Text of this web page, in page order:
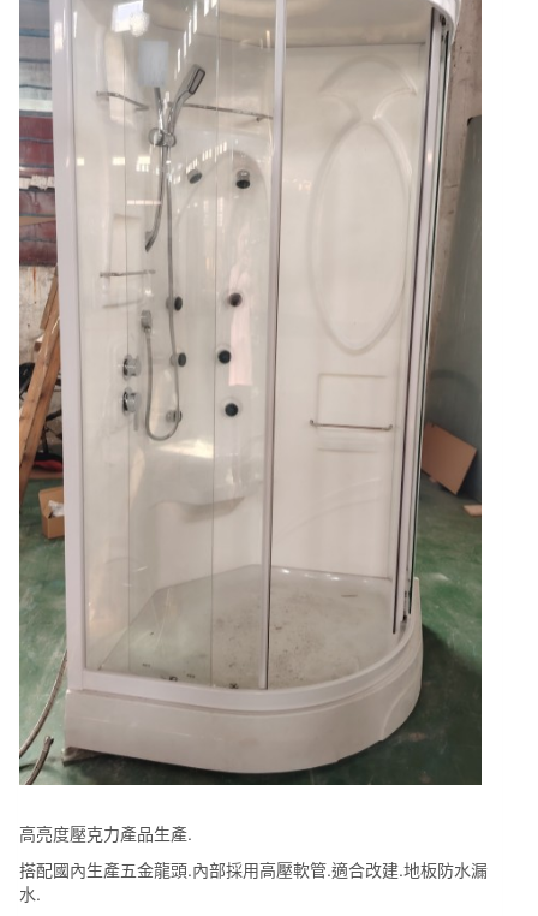
高亮度壓克力產品生產.
搭配國內生產五金龍頭.內部採用高壓軟管.適合改建.地板防水漏
水.